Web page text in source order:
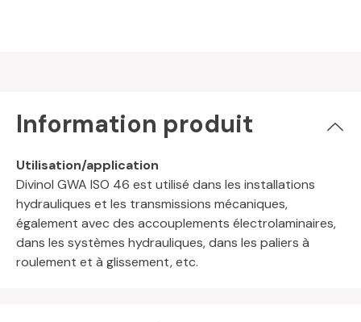
Information produit
Utilisation/application
Divinol GWA ISO 46 est utilisé dans les installations
hydrauliques et les transmissions mécaniques,
également avec des accouplements électrolaminaires,
dans les systèmes hydrauliques, dans les paliers à
roulement et à glissement, etc.